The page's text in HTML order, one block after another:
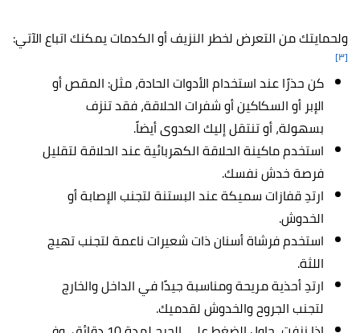
ولحمايتك من التعرض لخطر النزيف أو الكدمات يمكنك اتباع الآتي:
[٣]
كن حذرًا عند استخدام الأدوات الحادة، مثل: المقص أو
الإبر أو السكاكين أو شفرات الحلاقة، فقد تنزف
بسهولة، أو تنتقل إليك العدوى أيضاً.
استخدم ماكينة الحلاقة الكهربائية عند الحلاقة لتقليل
فرصة خدش نفسك.
ارتدِ قفازات سميكة عند البستنة لتجنب الإصابة أو
الخدوش.
استخدم فرشاة أسنان ذات شعيرات ناعمة لتجنب تهيج
اللثة.
ارتدِ أحذية مريحة ومناسبة جيدًا في الداخل والخارج
لتجنب الجروح والخدوش لقدميك.